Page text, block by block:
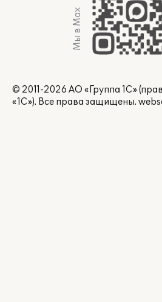
Мы в Max
© 2011-2026 АО «Группа 1С»
«1С»). Все права защищены.